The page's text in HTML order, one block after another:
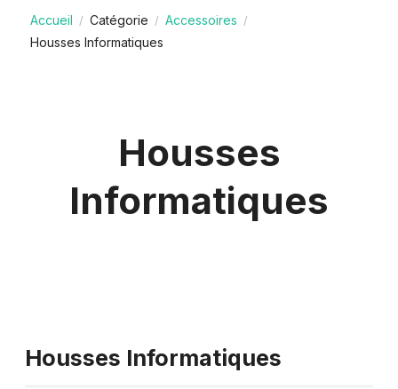
Accueil / Catégorie / Accessoires /
Housses Informatiques
Housses
Informatiques
Housses Informatiques